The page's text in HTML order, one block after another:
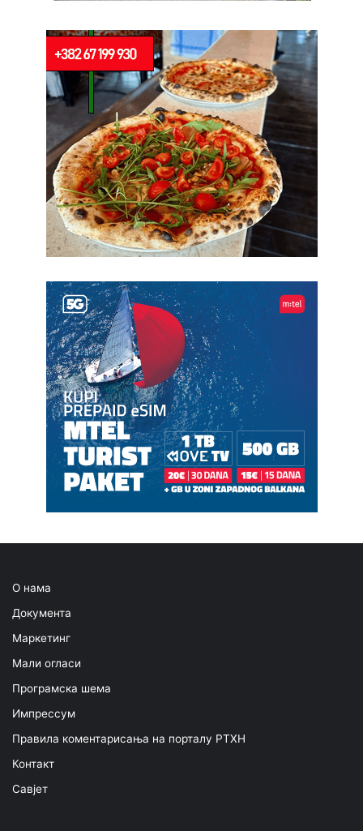
О нама
Документа
Маркетинг
Мали огласи
Програмска шема
Импрессум
Правила коментарисања на порталу РТХН
Контакт
Савјет